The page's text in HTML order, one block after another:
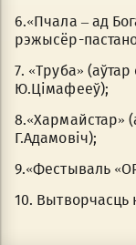
6.«Пчала – ад
рэжысёр-
7. «Труба»
Ю.Цімафееў);
8.«Хармайстар»
Г.Адамовіч);
9.«Фестываль
10. Вытворчасць